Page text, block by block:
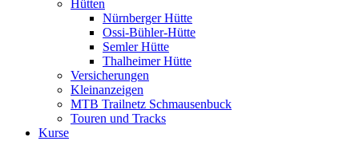
Hütten
Nürnberger Hütte
Ossi-Bühler-Hütte
Semler Hütte
Thalheimer Hütte
Versicherungen
Kleinanzeigen
MTB Trailnetz Schmausenbuck
Touren und Tracks
Kurse